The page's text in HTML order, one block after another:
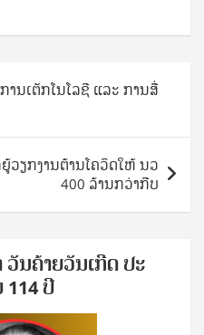
ເຕັກໂນໂລຊີ ແລະ ການສື່
ວຽກງານຕ້ານໂຄວິດໃຫ້ ນວ
400 ລ້ານກວ່າກີບ
ວັນ​ຄ້າຍ​ວັນ​ເກີດ ປ​ະ​
ປີ